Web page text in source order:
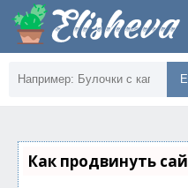
Как продвинуть